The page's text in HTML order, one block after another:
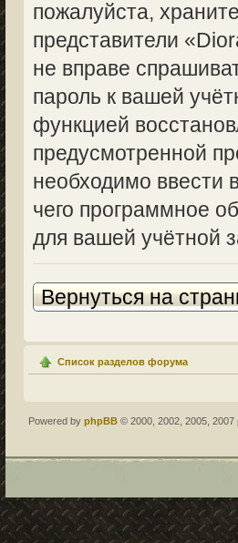
пожалуйста,
представители
не вправе
пароль к вашей
функцией
предусмотренной
необходимо ввести
чего программное
для вашей учётной
Вернуться на
Список разделов форума
Powered by phpBB © 2000, 2002, 2005, 2007